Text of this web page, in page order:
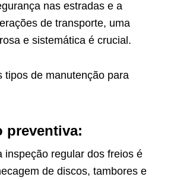
nas estradas e a
de transporte, uma
e sistemática é crucial.
tipos de manutenção para
preventiva:
inspeção regular dos freios é
de discos, tambores e